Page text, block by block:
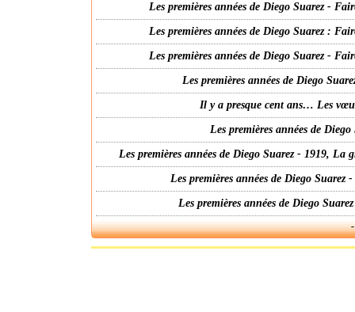
Les premières années de Diego Suarez -
Les premières années de Diego Suarez :
Les premières années de Diego Suarez -
Les premières années de Diego
Il y a presque cent ans… Les
Les premières années de
Les premières années de Diego Suarez - 1919,
Les premières années de Diego
Les premières années de Diego